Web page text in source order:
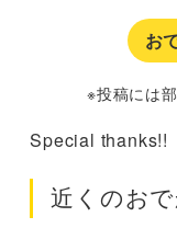
お
※投稿には
Special thanks!!
近くのお